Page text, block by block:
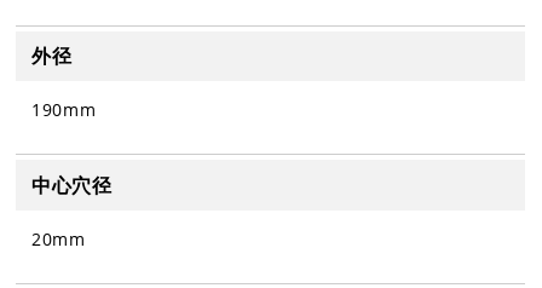
外径
190mm
中心穴径
20mm